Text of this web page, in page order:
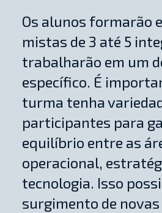
Os alunos formarão
mistas de 3 até 5
trabalharão em um
específico. É
turma tenha
participantes para
equilíbrio entre as
operacional,
tecnologia. Isso
surgimento de novas